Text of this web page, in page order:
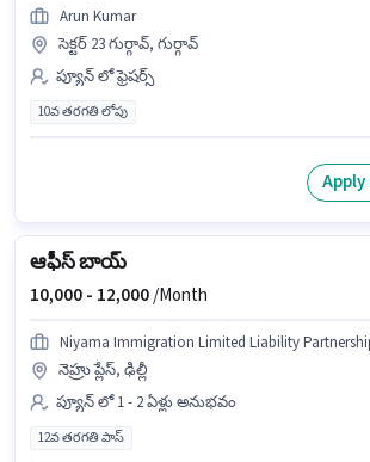
Arun Kumar
సెక్టర్ 23 గుర్గావ్, గుర్గావ్
ప్యూన్ లో ఫ్రెషర్స్
10వ తరగతి లోపు
ఆఫీస్ బాయ్
10,000 - 12,000/Month
Niyama Immigration Limited Liability
నెహ్రు ప్లేస్, ఢిల్లీ
ప్యూన్ లో 1 - 2 ఏళ్లు అనుభవం
12వ తరగతి పాస్